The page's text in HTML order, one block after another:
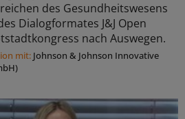
des Gesundheitswesens
Dialogformates J&J Open
nach Auswegen.
mit: Johnson & Johnson Innovative